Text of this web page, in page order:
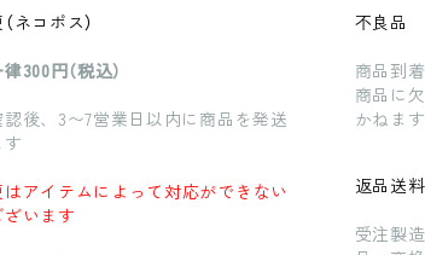
ネコポス）
300円（税込）
認後、3〜7営業日以内に商品を発送
はアイテムによって対応ができない
います
不良品
商品到
商品に
かねま
返品送料
受注製